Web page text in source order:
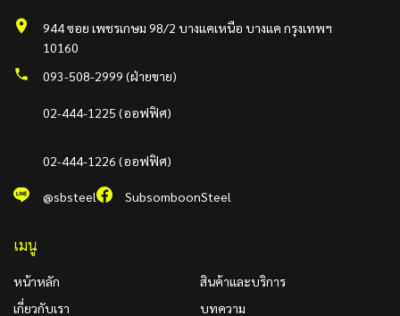
944 ซอย เพชรเกษม 98/2 บางแคเหนือ บางแค กรุงเทพฯ
10160
093-508-2999 (ฝ่ายขาย)
02-444-1225 (ออฟฟิศ)
02-444-1226 (ออฟฟิศ)
@sbsteel SubsomboonSteel
เมนู
หน้าหลัก
เกี่ยวกับเรา
สินค้าและบริการ
บทความ